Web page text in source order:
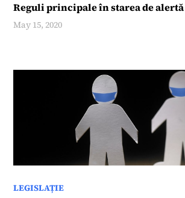
Reguli principale în starea de alertă
May 15, 2020
LEGISLAȚIE